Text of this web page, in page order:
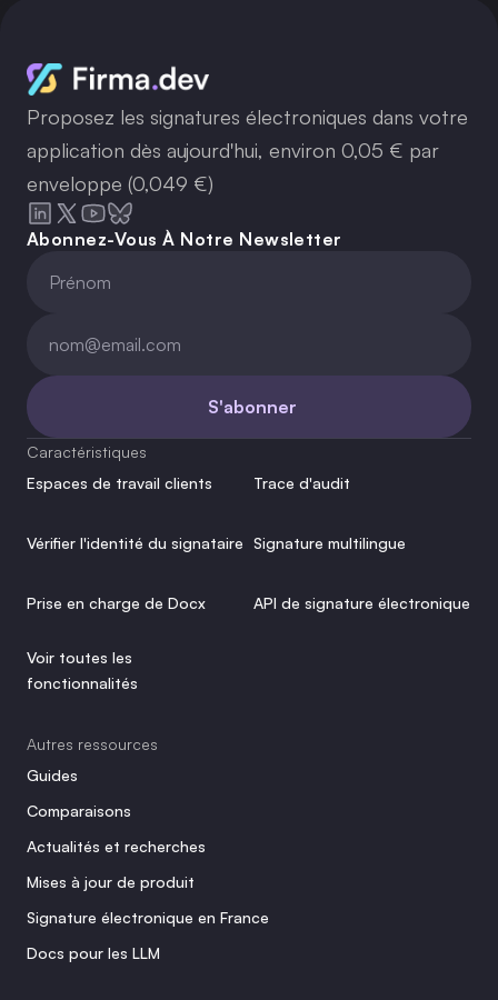
Proposez les signatures électroniques dans votre
application dès aujourd'hui, environ 0,05 € par
enveloppe (0,049 €)
Abonnez-Vous À Notre Newsletter
S'abonner
Caractéristiques
Espaces de travail clients
Trace d'audit
Vérifier l'identité du signataire Signature multilingue
Prise en charge de Docx API de signature électronique
Voir toutes les
fonctionnalités
Autres ressources
Guides
Comparaisons
Actualités et recherches
Mises à jour de produit
Signature électronique en France
Docs pour les LLM